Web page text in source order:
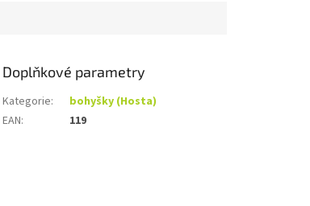
Doplňkové parametry
Kategorie:
bohyšky (Hosta)
EAN: 119